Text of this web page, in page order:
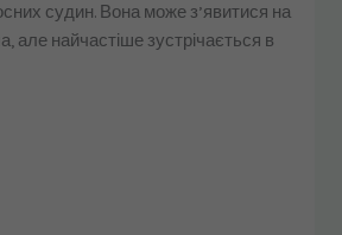
судин. Вона може з’явитися на
але найчастіше зустрічається в